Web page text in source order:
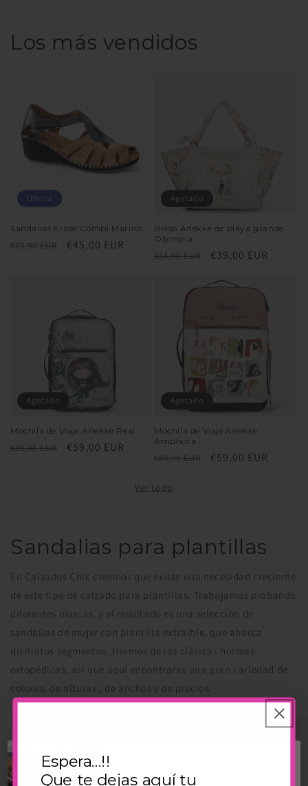
Los más vendidos
Oferta
Sandalias Erase Combi Marino
Precio
€79,90 EUR
Precio
€45,00 EUR
Agotado
Bolso Anekke de playa grande
Olympia
Precio
€54,95 EUR
Precio
oferta
€39,00 EUR
Agotado
Mochila de Viaje Anekke Real
Precio
€89,95 EUR
Precio
€59,00 EUR
Agotado
Mochila de Viaje Anekke
Amphora
Precio
€89,95 EUR
Precio
€59,00 EUR
Ver todo
Sandalias para plantillas
En Calzados Chic creemos que existe una necesidad creciente
de este tipo de calzado para plantillas. Trabajamos probando
diferentes marcas, y el resultado es una selección de
sandalias de mujer con plantilla extraible, que abarca
disitintos segmentos. Huimos de las clásicas hormas
ortopédicas, así que aquí encontraras una gran variedad de
colores, de alturas , de anchos y de precios.
Espera...!!
Que te dejas aquí tu